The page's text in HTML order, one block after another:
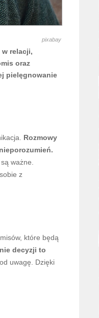
pixabay
relacji,
oraz
pielęgnowanie
Rozmowy
ważne.
z
które będą
decyzji to
uwagę. Dzięki